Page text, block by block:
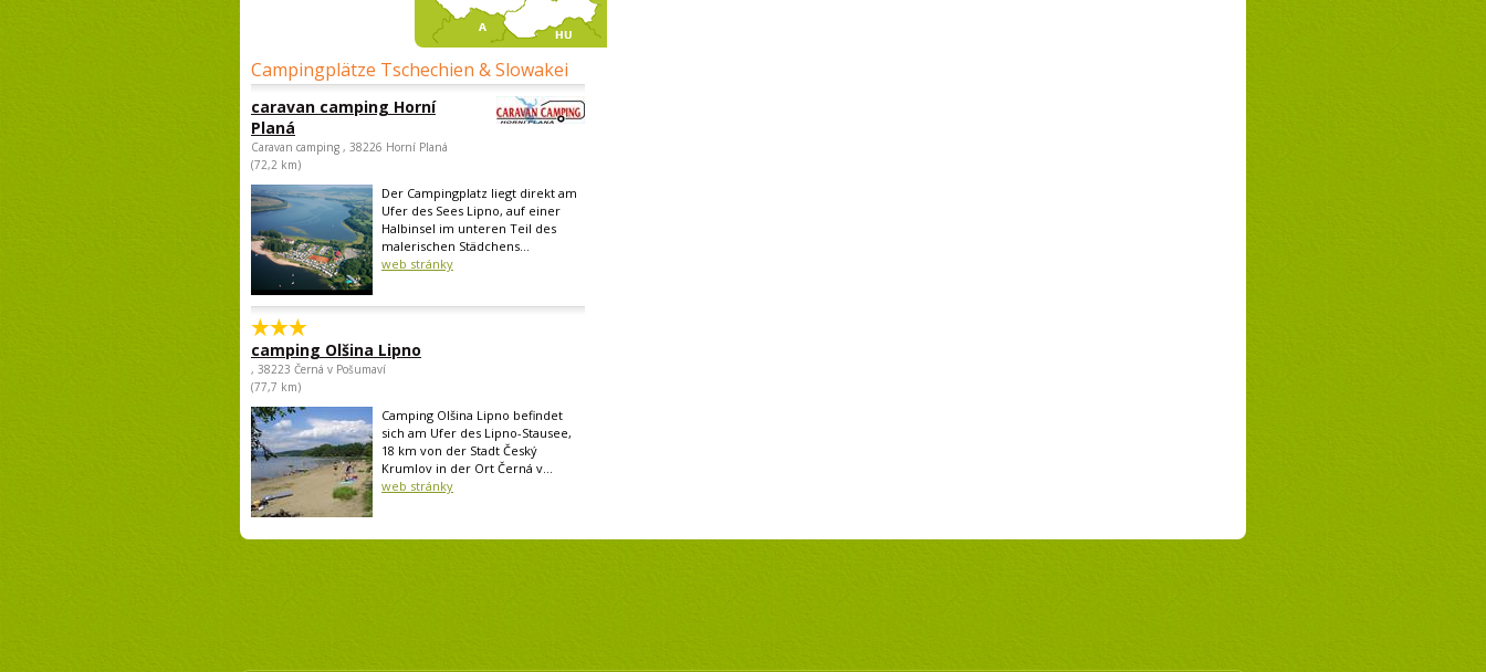
Campingplätze Tschechien & Slowakei
caravan camping Horní
Planá
Caravan camping , 38226 Horní Planá
(72,2 km)
Der Campingplatz liegt direkt am
Ufer des Sees Lipno, auf einer
Halbinsel im unteren Teil des
malerischen Städchens...
web stránky
camping Olšina Lipno
, 38223 Černá v Pošumaví
(77,7 km)
Camping Olšina Lipno befindet
sich am Ufer des Lipno-Stausee,
18 km von der Stadt Český
Krumlov in der Ort Černá v...
web stránky